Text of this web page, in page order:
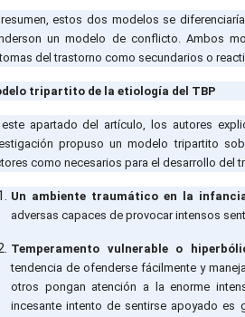
estos dos modelos se
un modelo de conflicto. Ambos
del trastorno como secundarios o
tripartito de la etiología del TBP
este apartado del artículo, los autores
propuso un modelo tripartito
como necesarios para el desarrollo del
Un ambiente traumático en la
adversas capaces de provocar intensos
Temperamento vulnerable o
tendencia de ofenderse fácilmente y
otros pongan atención a la enorme
incesante intento de sentirse apoyado es